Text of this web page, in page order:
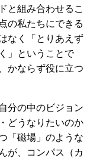
と組み合わせるこ
の私たちにできる
なく「とりあえず
」ということで
かならず役に立つ
分の中のビジョン
どうなりたいのか
「磁場」のような
が、コンパス（カ